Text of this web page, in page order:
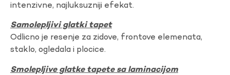
intenzivne, najluksuzniji efekat.
Samolepljivi glatki tapet
Odlicno je resenje za zidove, frontove elemenata,
staklo, ogledala i plocice.
Smolepljive glatke tapete sa laminacijom